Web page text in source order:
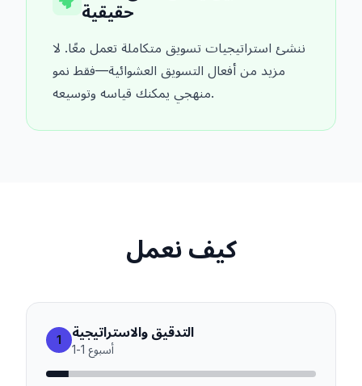
حقيقية
ننشئ استراتيجيات تسويق متكاملة تعمل معًا. لا
مزيد من أفعال التسويق العشوائية—فقط نمو
منهجي يمكنك قياسه وتوسيعه.
كيف نعمل
1 التدقيق والاستراتيجية
أسبوع 1
-
1